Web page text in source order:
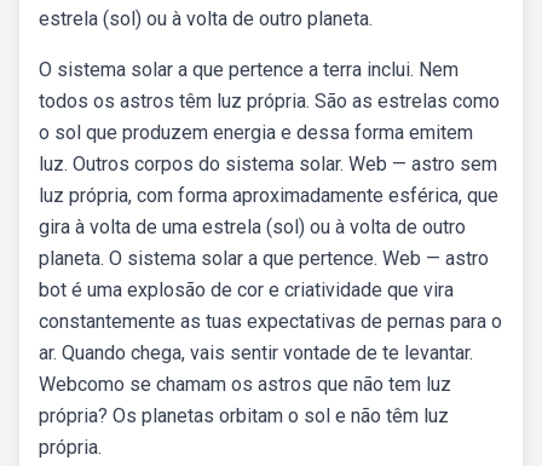
estrela (sol) ou à volta de outro planeta.
O sistema solar a que pertence a terra inclui. Nem
todos os astros têm luz própria. São as estrelas como
o sol que produzem energia e dessa forma emitem
luz. Outros corpos do sistema solar. Web — astro sem
luz própria, com forma aproximadamente esférica, que
gira à volta de uma estrela (sol) ou à volta de outro
planeta. O sistema solar a que pertence. Web — astro
bot é uma explosão de cor e criatividade que vira
constantemente as tuas expectativas de pernas para o
ar. Quando chega, vais sentir vontade de te levantar.
Webcomo se chamam os astros que não tem luz
própria? Os planetas orbitam o sol e não têm luz
própria.